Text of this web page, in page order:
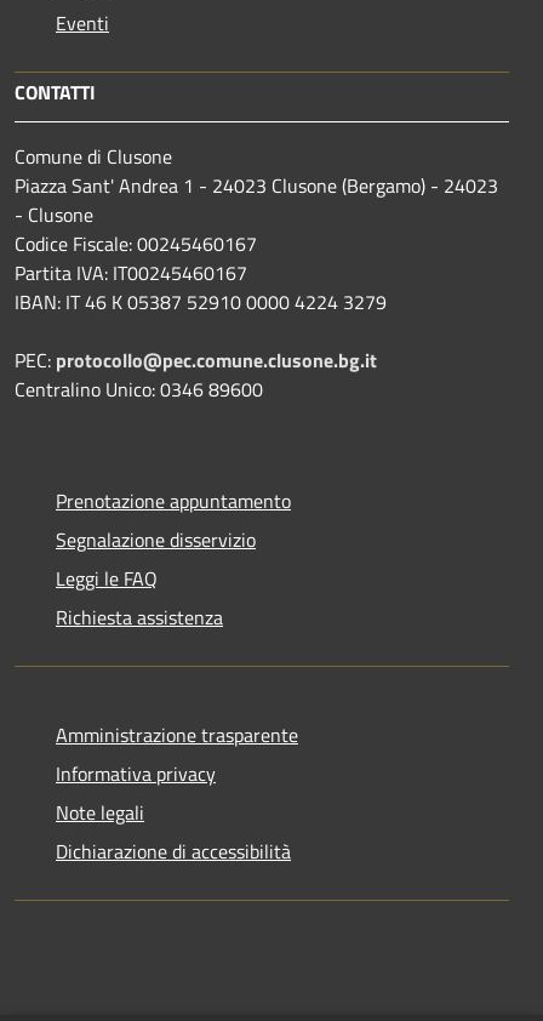
Eventi
CONTATTI
Comune di Clusone
Piazza Sant' Andrea 1 - 24023 Clusone (Bergamo) - 24023
- Clusone
Codice Fiscale: 00245460167
Partita IVA: IT00245460167
IBAN: IT 46 K 05387 52910 0000 4224 3279
PEC: protocollo@pec.comune.clusone.bg.it
Centralino Unico: 0346 89600
Prenotazione appuntamento
Segnalazione disservizio
Leggi le FAQ
Richiesta assistenza
Amministrazione trasparente
Informativa privacy
Note legali
Dichiarazione di accessibilità